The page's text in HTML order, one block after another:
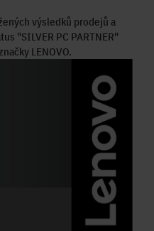
výsledků prodejů a
"SILVER PC PARTNER"
LENOVO.